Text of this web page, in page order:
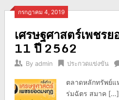
กรกฎาคม 4, 2019
เศรษฐศาสตร์เพชร
11 ปี 2562
By admin ประกวดแข่งขัน
ตลาดหลักทรัพย์แ
ร่มฉัตร สมาค […]